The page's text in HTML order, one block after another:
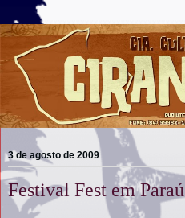
3 de agosto de 2009
Festival Fest em Paraú